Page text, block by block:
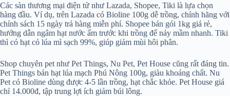
Các sàn thương mại điện tử như Lazada, Shopee, Tiki là lựa chọn
hàng đầu. Ví dụ, trên Lazada có Bioline 100g dễ trồng, chính hãng với
chính sách 15 ngày trả hàng miễn phí. Shopee bán gói 1kg giá rẻ,
hướng dẫn ngâm hạt nước ấm trước khi trồng để nảy mầm nhanh. Tiki
thì có hạt cỏ lúa mì sạch 99%, giúp giảm mùi hôi phân.
Shop chuyên pet như Pet Things, Nu Pet, Pet House cũng rất đáng tin.
Pet Things bán hạt lúa mạch Phú Nông 100g, giàu khoáng chất. Nu
Pet có Bioline dùng được 4-5 lần trồng, hạt chắc khỏe. Pet House giá
chỉ 14.000đ, tập trung lợi ích giảm búi lông.